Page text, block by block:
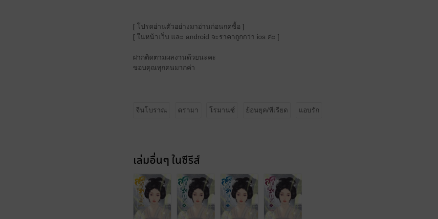
[ โปรดอ่านตัวอย่างมาอ่านก่อนกดซื้อ ]
[ ในหน้าเว็บ และ android จะราคาถูกกว่า ios ค่ะ ]
ฝากติดตามผลงานด้วยนะคะ
ขอบคุณทุกคนมากค่า
จีนโบราณ ดรามา โรมานซ์ ย้อนยุค/พีเรียด แอบรัก
เล่มอื่นๆ ในซีรีส์